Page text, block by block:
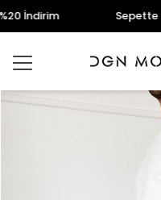
İndirim Sepette